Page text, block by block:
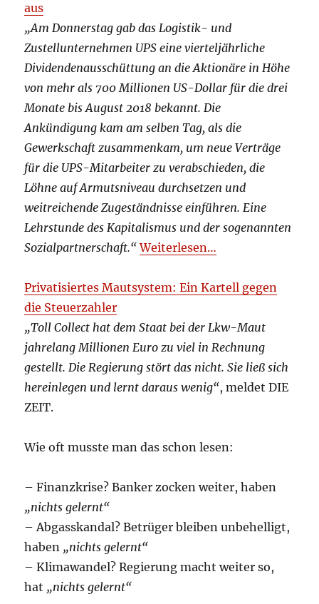
aus
„Am Donnerstag gab das Logistik- und
Zustellunternehmen UPS eine vierteljährliche
Dividendenausschüttung an die Aktionäre in Höhe
von mehr als 700 Millionen US-Dollar für die drei
Monate bis August 2018 bekannt. Die
Ankündigung kam am selben Tag, als die
Gewerkschaft zusammenkam, um neue Verträge
für die UPS-Mitarbeiter zu verabschieden, die
Löhne auf Armutsniveau durchsetzen und
weitreichende Zugeständnisse einführen. Eine
Lehrstunde des Kapitalismus und der sogenannten
Sozialpartnerschaft.“ Weiterlesen…
Privatisiertes Mautsystem: Ein Kartell gegen
die Steuerzahler
„Toll Collect hat dem Staat bei der Lkw-Maut
jahrelang Millionen Euro zu viel in Rechnung
gestellt. Die Regierung stört das nicht. Sie ließ sich
hereinlegen und lernt daraus wenig“, meldet DIE
ZEIT.
Wie oft musste man das schon lesen:
– Finanzkrise? Banker zocken weiter, haben
„nichts gelernt“
– Abgasskandal? Betrüger bleiben unbehelligt,
haben „nichts gelernt“
– Klimawandel? Regierung macht weiter so,
hat „nichts gelernt“